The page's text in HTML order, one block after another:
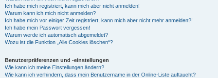
Ich habe mich registriert, kann mich aber nicht anmelden!
Warum kann ich mich nicht anmelden?
Ich habe mich vor einiger Zeit registriert, kann mich aber nicht mehr anmelden?!
Ich habe mein Passwort vergessen!
Warum werde ich automatisch abgemeldet?
Wozu ist die Funktion „Alle Cookies löschen“?
Benutzerpräferenzen und -einstellungen
Wie kann ich meine Einstellungen ändern?
Wie kann ich verhindern, dass mein Benutzername in der Online-Liste auftaucht?